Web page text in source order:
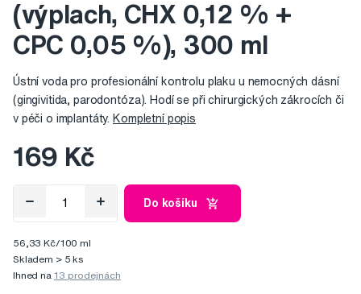
(výplach, CHX 0,12 % +
CPC 0,05 %), 300 ml
Ústní voda pro profesionální kontrolu plaku u nemocných dásní
(gingivitida, parodontóza). Hodí se při chirurgických zákrocích či
v péči o implantáty. Kompletní popis
169 Kč
Do košíku
56,33 Kč/100 ml
Skladem > 5 ks
Ihned na 13 prodejnách